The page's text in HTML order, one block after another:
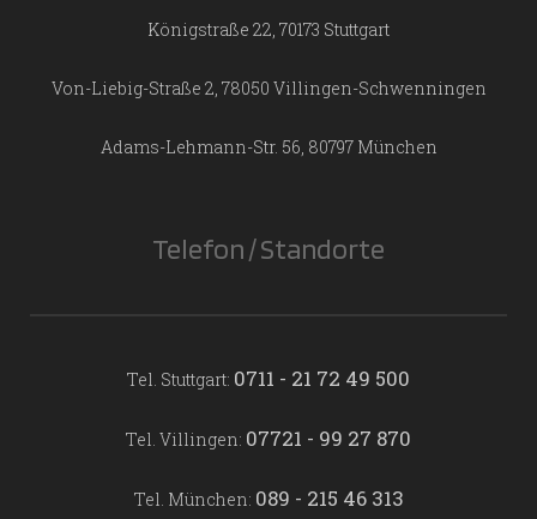
Königstraße 22, 70173 Stuttgart
Von-Liebig-Straße 2, 78050 Villingen-Schwenningen
Adams-Lehmann-Str. 56, 80797 München
Telefon / Standorte
Tel. Stuttgart: 0711 - 21 72 49 500
Tel. Villingen: 07721 - 99 27 870
Tel. München: 089 - 215 46 313